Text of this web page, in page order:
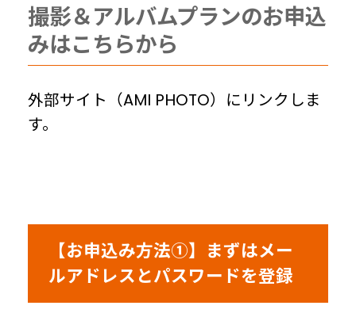
撮影＆アルバムプランのお申込
みはこちらから
外部サイト（AMI PHOTO）にリンクしま
す。
【お申込み方法①】まずはメー
ルアドレスとパスワードを登録